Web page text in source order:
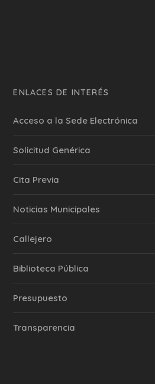
ENLACES DE INTERÉS
Acceso a la Sede Electrónica
Solicitud Genérica
Cita Previa
‎Noticias Municipales
Callejero
Biblioteca Pública
Presupuesto
Transparencia